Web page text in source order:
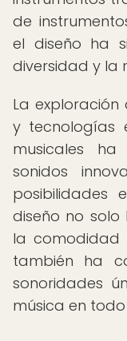
de
el diseño ha
diversidad y la
La
y tecnologías
musicales
sonidos
posibilidades
diseño no
la comodidad
también ha
sonoridades
música en